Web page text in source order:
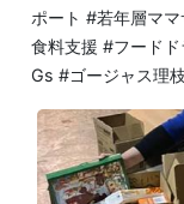
ポート #若年層マ
食料支援 #フード
Gs #ゴージャス理枝